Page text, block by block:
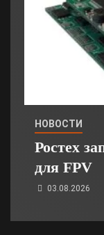
НОВОСТИ
Ростех
для FPV
03.08.2026